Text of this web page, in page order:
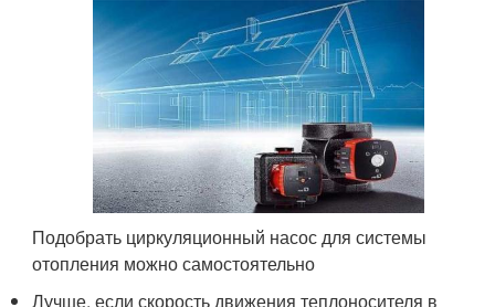
Подобрать циркуляционный насос для системы
отопления можно самостоятельно
Лучше, если скорость движения теплоносителя в